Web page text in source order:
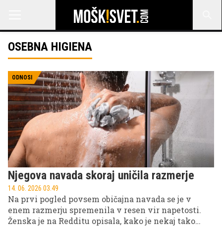
OSEBNA HIGIENA
ODNOSI
Njegova navada skoraj uničila razmerje
14. 06. 2026 03.49
Na prvi pogled povsem običajna navada se je v
enem razmerju spremenila v resen vir napetosti.
Ženska je na Redditu opisala, kako je nekaj tako